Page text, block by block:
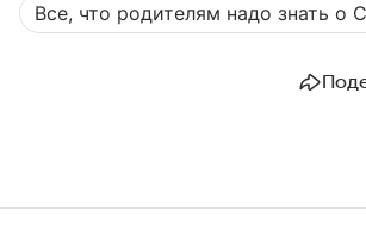
Все, что родителям надо знать о